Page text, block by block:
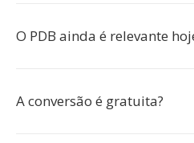
O PDB ainda é relevante
A conversão é gratuita?